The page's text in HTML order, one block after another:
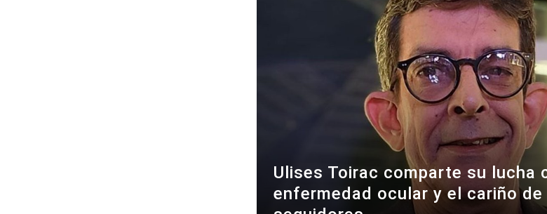
Ulises Toirac comparte su lucha
enfermedad ocular y el cariño de